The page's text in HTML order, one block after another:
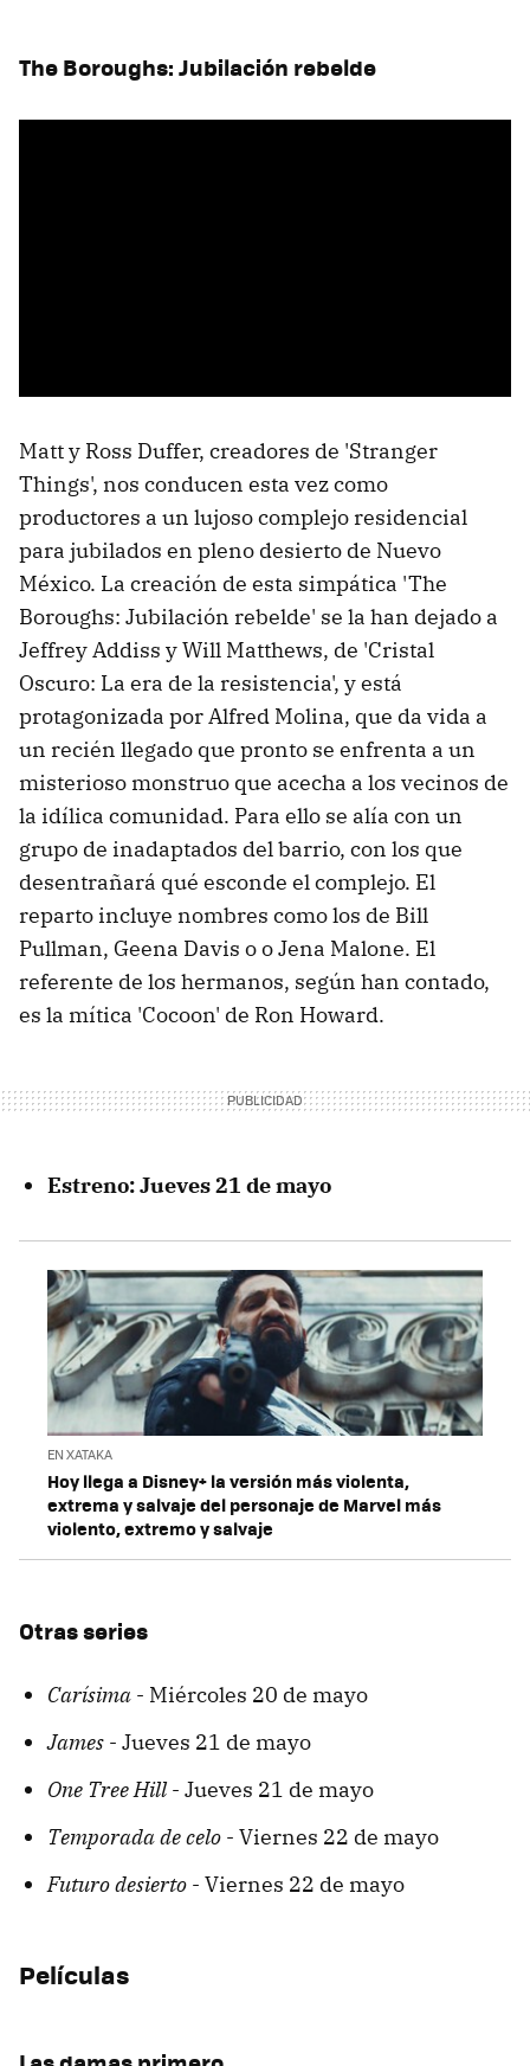
The Boroughs: Jubilación rebelde
Matt y Ross Duffer, creadores de 'Stranger
Things', nos conducen esta vez como
productores a un lujoso complejo residencial
para jubilados en pleno desierto de Nuevo
México. La creación de esta simpática 'The
Boroughs: Jubilación rebelde' se la han dejado a
Jeffrey Addiss y Will Matthews, de 'Cristal
Oscuro: La era de la resistencia', y está
protagonizada por Alfred Molina, que da vida a
un recién llegado que pronto se enfrenta a un
misterioso monstruo que acecha a los vecinos de
la idílica comunidad. Para ello se alía con un
grupo de inadaptados del barrio, con los que
desentrañará qué esconde el complejo. El
reparto incluye nombres como los de Bill
Pullman, Geena Davis o o Jena Malone. El
referente de los hermanos, según han contado,
es la mítica 'Cocoon' de Ron Howard.
Estreno: Jueves 21 de mayo
EN XATAKA
Hoy llega a Disney+ la versión más violenta,
extrema y salvaje del personaje de Marvel más
violento, extremo y salvaje
Otras series
Carísima - Miércoles 20 de mayo
James - Jueves 21 de mayo
One TreeHill- Jueves 21 de mayo
Temporadade celo - Viernes 22 de mayo
Futurodesierto - Viernes 22 de mayo
Películas